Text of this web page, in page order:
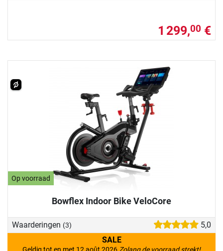
1 299,00 €
Op voorraad
Bowflex Indoor Bike VeloCore
Waarderingen (3)
5,0
SALE